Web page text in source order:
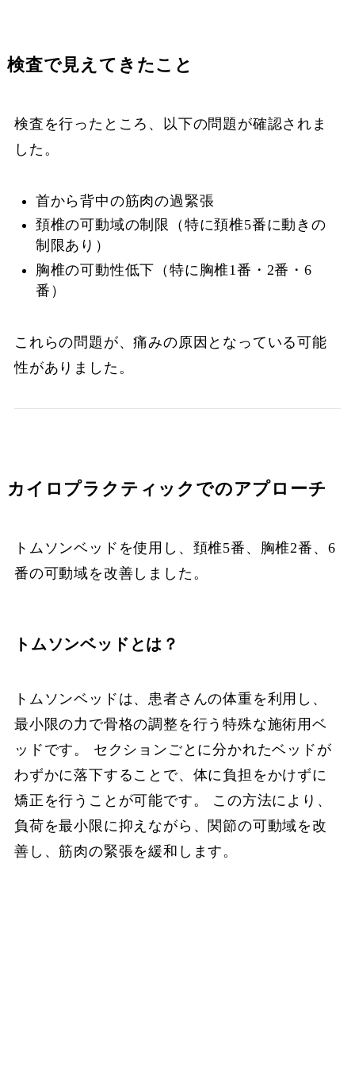
検査で見えてきたこと
検査を行ったところ、以下の問題が確認されま
した。
首から背中の筋肉の過緊張
頚椎の可動域の制限（特に頚椎5番に動きの
制限あり）
胸椎の可動性低下（特に胸椎1番・2番・6
番）
これらの問題が、痛みの原因となっている可能
性がありました。
カイロプラクティックでのアプローチ
トムソンベッドを使用し、頚椎5番、胸椎2番、6
番の可動域を改善しました。
トムソンベッドとは？
トムソンベッドは、患者さんの体重を利用し、
最小限の力で骨格の調整を行う特殊な施術用ベ
ッドです。 セクションごとに分かれたベッドが
わずかに落下することで、体に負担をかけずに
矯正を行うことが可能です。 この方法により、
負荷を最小限に抑えながら、関節の可動域を改
善し、筋肉の緊張を緩和します。